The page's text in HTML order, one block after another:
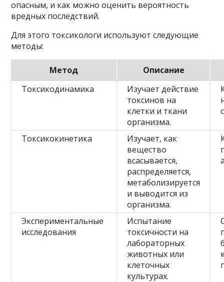
опасным, и как можно оценить вероятность
вредных последствий.
Для этого токсикологи используют следующие
методы:
Метод
Описание
Токсикодинамика
Изучает действие
токсинов на
клетки и ткани
организма.
Токсикокинетика
Изучает, как
вещество
всасывается,
распределяется,
метаболизируется
и выводится из
организма.
Экспериментальные
исследования
Испытание
токсичности на
лабораторных
животных или
клеточных
культурах.